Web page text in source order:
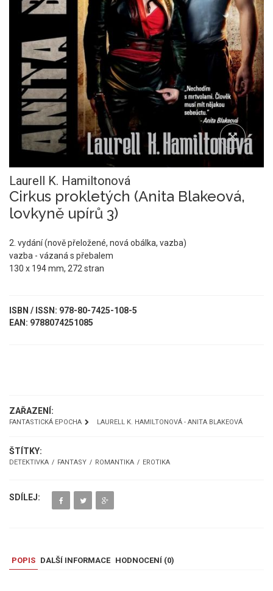
Laurell K. Hamiltonová
Cirkus prokletých (Anita Blakeová,
lovkyně upírů 3)
2. vydání (nově přeložené, nová obálka, vazba)
vazba - vázaná s přebalem
130 x 194 mm, 272 stran
ISBN / ISSN: 978-80-7425-108-5
EAN: 9788074251085
ZAŘAZENÍ:
FANTASTICKÁ EPOCHA LAURELL K. HAMILTONOVÁ - ANITA BLAKEOVÁ
ŠTÍTKY:
DETEKTIVKA FANTASY ROMANTIKA EROTIKA
SDÍLEJ:
POPIS DALŠÍ INFORMACE HODNOCENÍ (0)